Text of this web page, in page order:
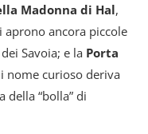
Madonna di Hal,
aprono ancora piccole
Savoia; e la Porta
nome curioso deriva
della “bolla” di